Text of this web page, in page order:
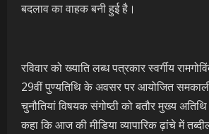
बदलाव का वाहक बनी हुई है।
रविवार को ख्याति लब्ध पत्रकार स्वर्गीय
29वीं पुण्यतिथि के अवसर पर आयोजित
चुनौतियां विषयक संगोष्ठी को बतौर मुख्य
कहा कि आज की मीडिया व्यापारिक ढ़ांचे में